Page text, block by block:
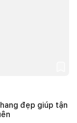
đẹp giúp tận